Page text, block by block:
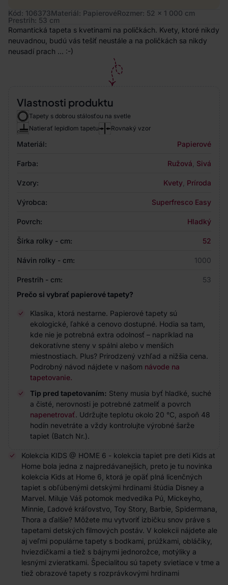
Kód: 106373Materiál: PapierovéRozmer: 52 x 1 000 cm
Prestrih: 53 cm
Romantická tapeta s kvetinami na poličkách. Kvety, ktoré nikdy
neuvadnou, budú vás tešiť neustále a na poličkách sa nikdy
neusadí prach ... :-)
Vlastnosti produktu
Tapety s dobrou stálosťou na svetle
Natierať lepidlom tapetu
Rovnaký vzor
Materiál: Papierové
Farba: Ružová Sivá
Vzory: Kvety Príroda
Výrobca: Superfresco Easy
Povrch: Hladký
Šírka rolky - cm: 52
Návin rolky - cm: 1000
Prestrih - cm:
53
Prečo si vybrať papierové tapety?
Klasika, ktorá nestarne. Papierové tapety sú
ekologické, ľahké a cenovo dostupné. Hodia sa tam,
kde nie je potrebná extra odolnosť – napríklad na
dekoratívne steny v spálni alebo v menších
miestnostiach. Plus? Prirodzený vzhľad a nižšia cena.
Podrobný návod nájdete v našom návode na
tapetovanie.
Tip pred tapetovaním: Steny musia byť hladké, suché
a čisté, nerovnosti je potrebné zatmeliť a povrch
napenetrovať. Udržujte teplotu okolo 20 °C, aspoň 48
hodín nevetráte a vždy kontrolujte výrobné šarže
tapiet (Batch Nr.).
Kolekcia KIDS @ HOME 6 - kolekcia tapiet pre deti Kids at
Home bola jedna z najpredávanejších, preto je tu novinka
kolekcia Kids at Home 6, ktorá je opäť plná licenčných
tapiet s obľúbenými detskými hrdinami štúdia Disney a
Marvel. Miluje Váš potomok medvedíka Pú, Mickeyho,
Minnie, Ľadové kráľovstvo, Toy Story, Barbie, Spidermana,
Thora a ďalšie? Môžete mu vytvoriť izbičku snov práve s
tapetami detských filmových postáv. V kolekcii nájdete ale
aj veľmi populárne tapety s bodkami, prúžkami, obláčiky,
hviezdičkami a tiež s bájnymi jednorožce, motýliky a
lesnými zvieratkami. Špecialitou sú tapety svietiace v tme a
tiež obrazové tapety s rozprávkovými hrdinami